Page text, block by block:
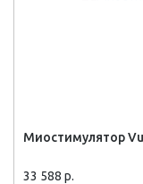
Миостимулятор
33 588 р.